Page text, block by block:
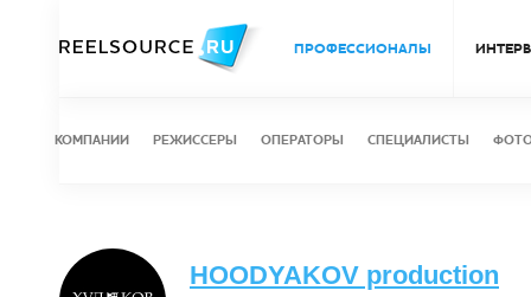
ПРОФЕССИОНАЛЫ
КОМПАНИИ РЕЖИССЕРЫ ОПЕРАТОРЫ СПЕЦИАЛИСТЫ
HOODYAKOV production